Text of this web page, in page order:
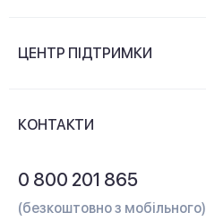
Контакти
ЦЕНТР ПІДТРИМКИ
КОНТАКТИ
0 800 201 865
(безкоштовно з мобільного)